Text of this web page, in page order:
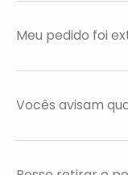
Meu pedido foi
Vocês avisam